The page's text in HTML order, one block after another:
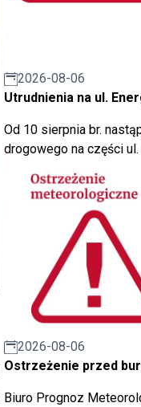
2026-08-06
Utrudnienia na ul.
Od 10 sierpnia br.
drogowego na części
2026-08-06
Ostrzeżenie przed
Biuro Prognoz